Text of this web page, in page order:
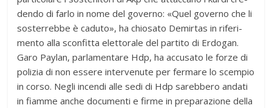
dendo di farlo in nome del governo: «Quel governo che li
soster­rebbe è caduto», ha chio­sato Demir­tas in rife­ri­
mento alla scon­fitta elet­to­rale del par­tito di Erdo­gan.
Garo Pay­lan, par­la­men­tare Hdp, ha accu­sato le forze di
poli­zia di non essere inter­ve­nute per fer­mare lo scem­pio
in corso. Negli incendi alle sedi di Hdp sareb­bero andati
in fiamme anche docu­menti e firme in pre­pa­ra­zione della